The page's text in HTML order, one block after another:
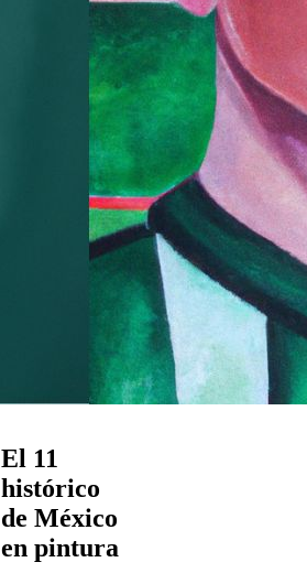
El 11
histórico
de México
en pintura